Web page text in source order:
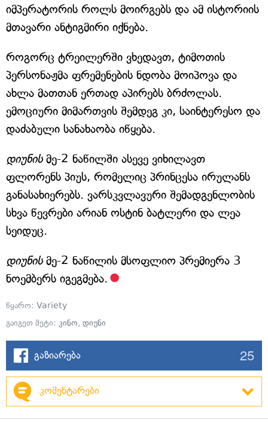
იმპერატორის როლს მოირგებს და ამ ისტორიის
მთავარი ანტიგმირი იქნება.
როგორც ტრეილერში ვხედავთ, ტიმოთის
პერსონაჟმა ფრემენების ნდობა მოიპოვა და
ახლა მათთან ერთად აპირებს ბრძოლას.
ემოციური მიმართვის შემდეგ კი, საინტერესო და
დაძაბული სანახაობა იწყება.
დიუნისმე-2 ნაწილში ასევე ვიხილავთ
ფლორენს პიუს, რომელიც პრინცესა ირულანს
განასახიერებს. ვარსკვლავური შემადგენლობის
სხვა წევრები არიან ოსტინ ბატლერი და ლეა
სეიდუც.
დიუნისმე-2 ნაწილის მსოფლიო პრემიერა 3
ნოემბერს იგეგმება.
წყარო: Variety
გაიგეთ მეტი: კინო, დიუნი
გაზიარება 25
კომენტარები